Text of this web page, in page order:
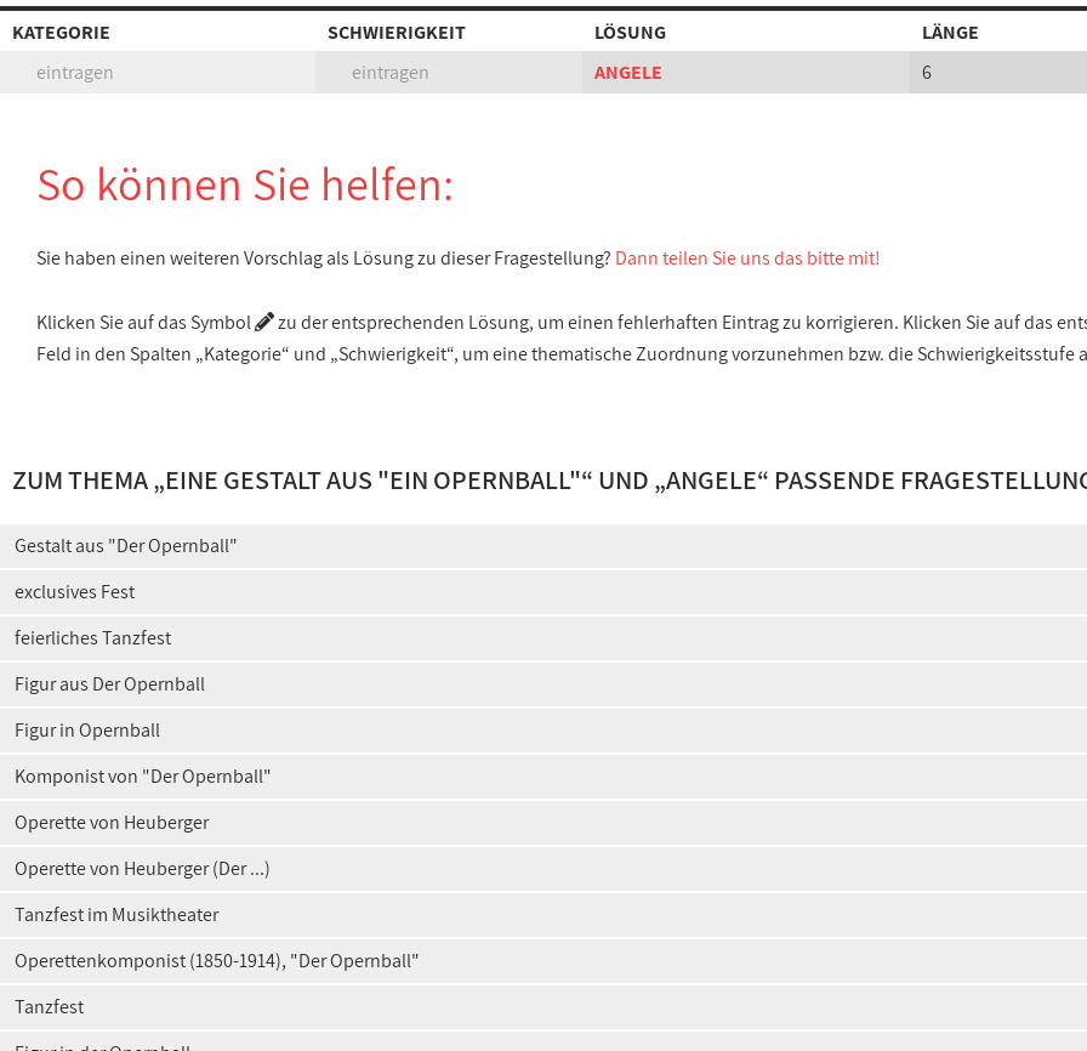
KATEGORIE SCHWIERIGKEIT LÖSUNG
LÄNGE
eintragen
eintragen ANGELE 6
So können Sie helfen:
Sie haben einen weiteren Vorschlag als Lösung zu dieser Fragestellung? Dann teilen Sie uns das bitte mit!
Klicken Sie auf das Symbol
zu der entsprechenden Lösung, um einen fehlerhaften Eintrag zu korrigieren. Klicken Sie auf das
Feld in den Spalten „Kategorie“ und „Schwierigkeit“, um eine thematische Zuordnung vorzunehmen bzw. die Schwierigkeitsstufe
ZUM THEMA „EINE GESTALT AUS "EIN OPERNBALL"“ UND „ANGELE“ PASSENDE
Gestalt aus "Der Opernball"
exclusives Fest
feierliches Tanzfest
Figur aus Der Opernball
Figur in Opernball
Komponist von "Der Opernball"
Operette von Heuberger
Operette von Heuberger (Der ...)
Tanzfest im Musiktheater
Operettenkomponist (1850-1914), "Der Opernball"
Tanzfest